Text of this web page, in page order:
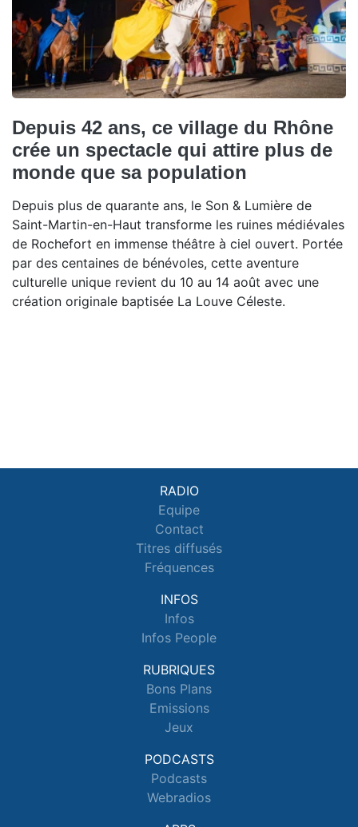
Depuis 42 ans, ce village du Rhône
crée un spectacle qui attire plus de
monde que sa population
Depuis plus de quarante ans, le Son & Lumière de
Saint-Martin-en-Haut transforme les ruines médiévales
de Rochefort en immense théâtre à ciel ouvert. Portée
par des centaines de bénévoles, cette aventure
culturelle unique revient du 10 au 14 août avec une
création originale baptisée La Louve Céleste.
RADIO
Equipe
Contact
Titres diffusés
Fréquences
INFOS
Infos
Infos People
RUBRIQUES
Bons Plans
Emissions
Jeux
PODCASTS
Podcasts
Webradios